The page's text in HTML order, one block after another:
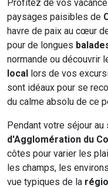
Profitez de vos
paysages paisibles de
havre de paix au cœur
pour de longues
normande ou découvrir
local lors de vos
sont idéaux pour se
du calme absolu de ce
Pendant votre séjour au
d'Agglomération du
côtes pour varier les
les champs, les
vue typiques de la